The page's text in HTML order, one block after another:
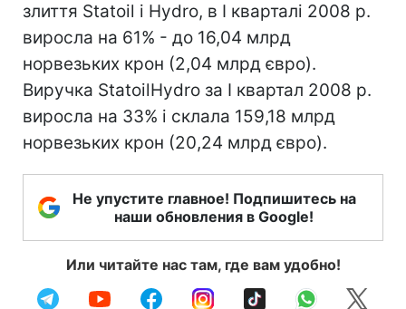
злиття Statoil і Hydro, в I кварталі 2008 р.
виросла на 61% - до 16,04 млрд
норвезьких крон (2,04 млрд євро).
Виручка StatoilHydro за I квартал 2008 р.
виросла на 33% і склала 159,18 млрд
норвезьких крон (20,24 млрд євро).
Не упустите главное! Подпишитесь на
наши обновления в Google!
Или читайте нас там, где вам удобно!